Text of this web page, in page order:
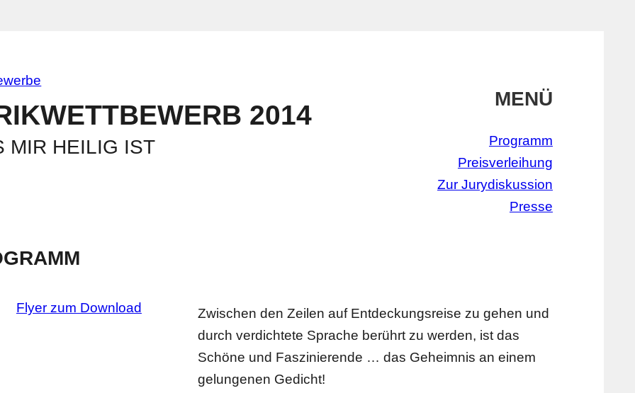
2014
MIR HEILIG IST
MENÜ
Programm
Preisverleihung
Zur Jurydiskussion
Presse
Flyer zum Download
Zwischen den Zeilen auf Entdeckungsreise zu gehen und
durch verdichtete Sprache berührt zu werden, ist das
Schöne und Faszinierende … das Geheimnis an einem
gelungenen Gedicht!